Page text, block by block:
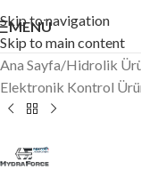
Skip to navigation
Skip to main content
MENÜ
Ana Sayfa/Hidrolik
Elektronik Kontrol